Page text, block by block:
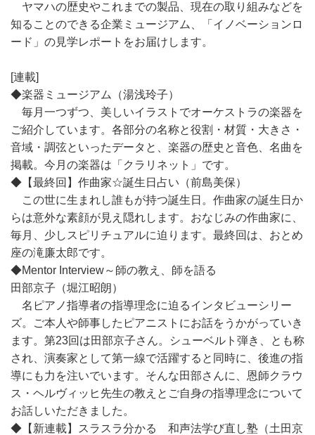
ヤマハの歴史やこれまでの製品、現在の取り組みなどを
知ることのできる企業ミュージアム、「イノベーションロ
ード」の見学レポートをお届けします。
[連載]
◆楽器ミュージアム（湯浅玲子）
毎月一つずつ、美しいイラストでオーケストラの楽器を
ご紹介しています。各部分の名称と役割・材質・大きさ・
音域・調弦といったデータと、楽器の歴史と音色、名曲を
掲載。今月の楽器は「クラリネット」です。
◆【最終回】作曲家☆誕生日占い（前島美保）
この世に生まれし誰もが持つ誕生日。作曲家の誕生日か
らは意外な素顔が見え隠れします。おなじみの作曲家に、
毎月、少しスピリチュアルに迫ります。最終回は、おとめ
座の滝廉太郎です。
◆Mentor Interview～師の教え、師を語る
田部京子（堀江昭朗）
名ピアノ指導者の指導理念に迫るインタビューシリー
ズ。ご本人や師事したピアニストにお話をうかがっていき
ます。第23回は田部京子さん。シューベルト弾き、とも称
され、演奏家として第一線で活躍すると同時に、後進の指
導にも力を注いでいます。そんな田部さんに、恩師クラウ
ス・ヘルヴィッヒ先生の教えとご自身の指導理念について
お話しいただきました。
◆【新連載】スラスラ分かる 和声法学び直し塾（土田京